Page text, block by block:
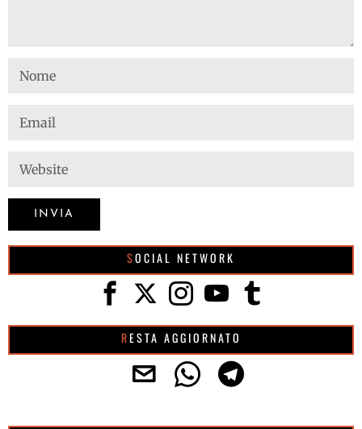
SOCIAL NETWORK
RESTA AGGIORNATO